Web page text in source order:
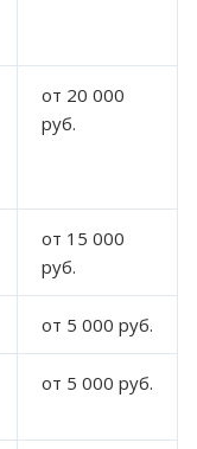
от 20 000
руб.
от 15 000
руб.
от 5 000 руб.
от 5 000 руб.